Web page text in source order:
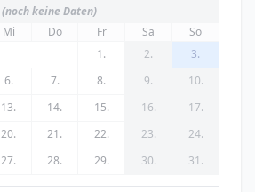
(noch keine Daten)
Mi Do Fr Sa
So
1.
2.
3.
6. 7. 8. 9.
10.
13. 14. 15. 16.
17.
20. 21. 22. 23.
24.
27. 28. 29. 30. 31.